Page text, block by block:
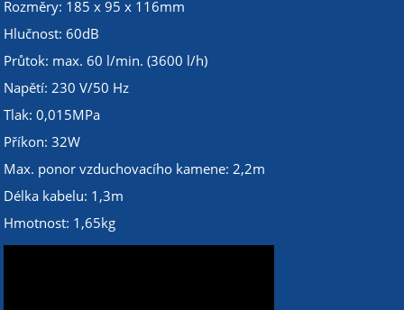
Rozměry: 185 x 95 x 116mm
Hlučnost: 60dB
Průtok: max. 60 l/min. (3600 l/h)
Napětí: 230 V/50 Hz
Tlak: 0,015MPa
Příkon: 32W
Max. ponor vzduchovacího kamene: 2,2m
Délka kabelu: 1,3m
Hmotnost: 1,65kg